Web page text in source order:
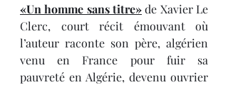
«Un homme sans titre» de Xavier Le
Clerc, court récit émouvant où
l’auteur raconte son père, algérien
venu en France pour fuir sa
pauvreté en Algérie, devenu ouvrier